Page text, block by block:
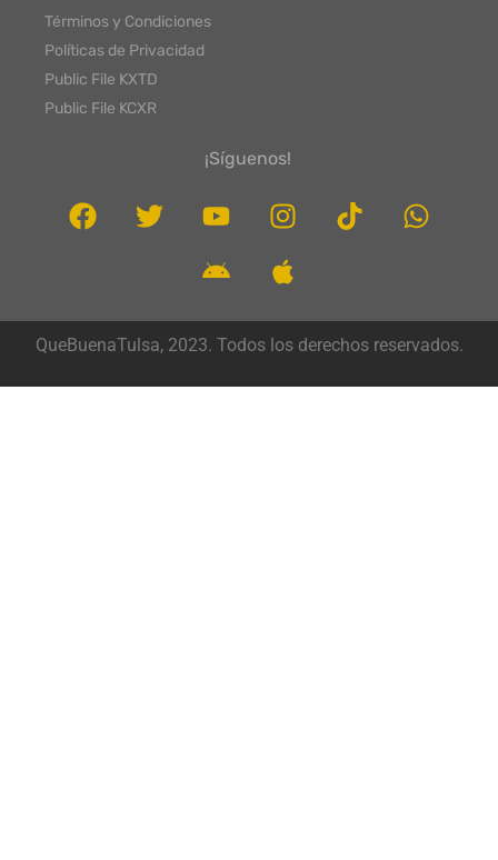
Términos y Condiciones
Políticas de Privacidad
Public File KXTD
Public File KCXR
¡Síguenos!
QueBuenaTulsa, 2023. Todos los derechos reservados.